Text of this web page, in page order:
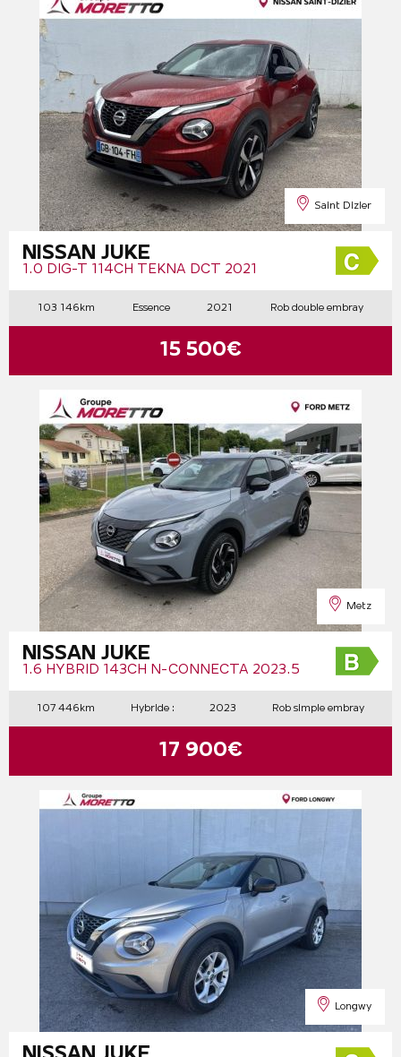
Saint Dizier
NISSAN JUKE
1.0 DIG-T 114CH TEKNA DCT 2021
103 146km Essence 2021 Rob double embray
15 500€
Metz
NISSAN JUKE
1.6 HYBRID 143CH N-CONNECTA 2023.5
107 446km Hybride : 2023 Rob simple embray
17 900€
Longwy